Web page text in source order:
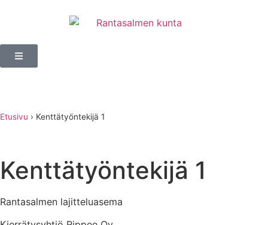
Etusivu › Kenttätyöntekijä 1
Kenttätyöntekijä 1
Rantasalmen lajitteluasema